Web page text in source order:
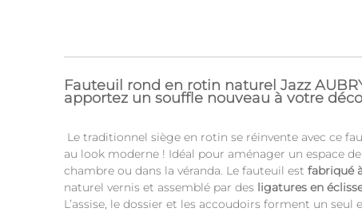
Fauteuil rond en rotin naturel Jazz
apportez un souffle nouveau à votre
Le traditionnel siège en rotin se réinvente avec ce
au look moderne ! Idéal pour aménager un espace
chambre ou dans la véranda. Le fauteuil est fabriqué
naturel vernis et assemblé par des ligatures en
L’assise, le dossier et les accoudoirs forment un seul